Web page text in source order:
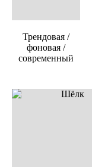
Трендовая /
фоновая /
современный